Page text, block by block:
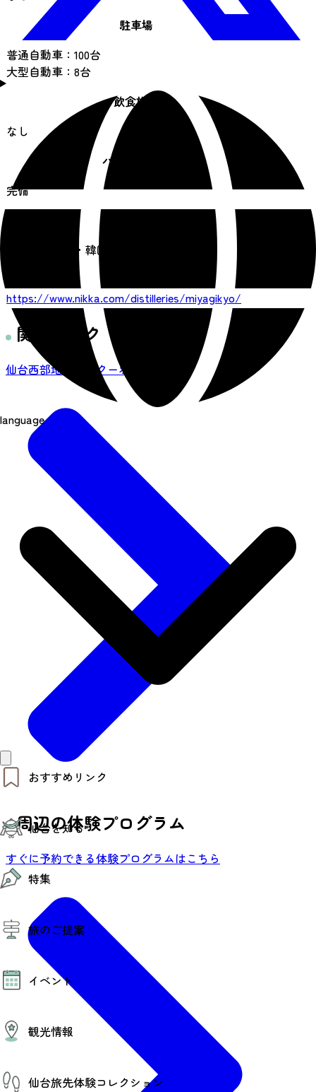
language
おすすめリンク
仙台夜時間
モデルコース
お知らせ
お得なチケット
仙台を知る
仙台の魅力
エリアガイド
仙台観光PR動画ライブラリー
仙台から行く東北周遊旅
伝統的工芸品
特集
特集
夜時間トピックス
旅のご提案
モデルコース
AIおまかせコース
オリジナルプラン
みんなの旅行記
イベント
イベント情報
その他イベント情報（音楽・展示会）
観光情報
温泉
仙台旅先体験コレクション
駐車場
普通自動車：100台
大型自動車：8台
飲食施設
なし
バリアフリー
完備
英語・中国語・韓国語
https://www.nikka.com/distilleries/miyagikyo/
関連リンク
仙台西部地区〇得クーポンブック
周辺の体験プログラム
すぐに予約できる体験プログラムはこちら